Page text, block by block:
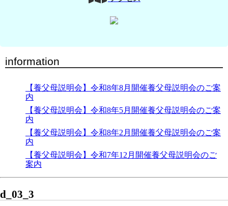
information
【養父母説明会】令和8年8月開催養父母説明会のご案
内
【養父母説明会】令和8年5月開催養父母説明会のご案
内
【養父母説明会】令和8年2月開催養父母説明会のご案
内
【養父母説明会】令和7年12月開催養父母説明会のご
案内
d_03_3